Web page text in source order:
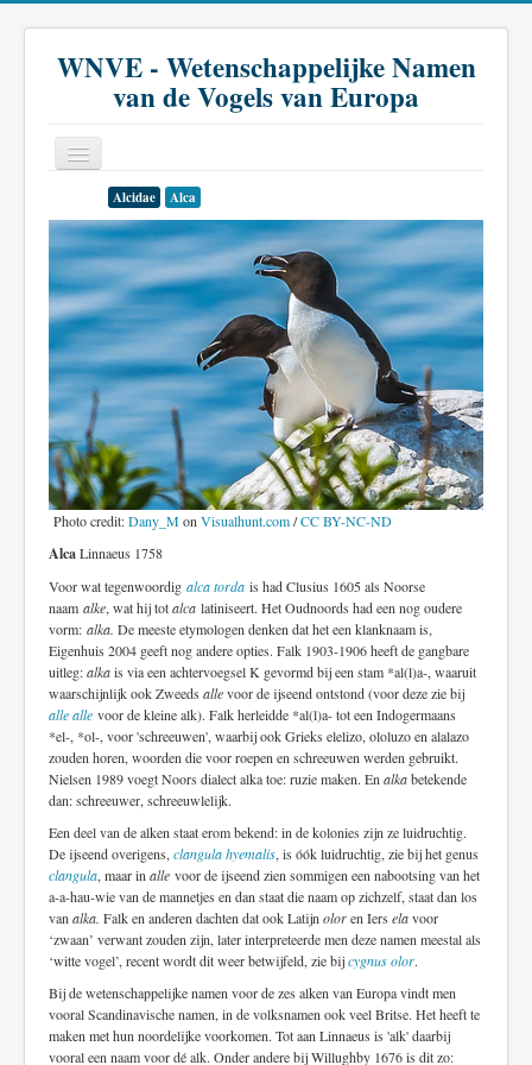
WNVE - Wetenschappelijke Namen
van de Vogels van Europa
Inleiding
Soort
Genus
Familie
Historie
Literatuur
Alcidae Alca
Photo credit:Dany_Mon Visualhunt.com/CC BY-NC-ND
AlcaLinnaeus 1758
Voor wat tegenwoordig alca torda is had Clusius 1605 als Noorse
naam alke, wat hij totalca latiniseert. Het Oudnoords had een nog oudere
vorm: alka. De meeste etymologen denken dat het een klanknaam is,
Eigenhuis 2004 geeft nog andere opties. Falk 1903-1906 heeft de gangbare
uitleg:alkais via een achtervoegsel K gevormd bij een stam *al(l)a-, waaruit
waarschijnlijk ook Zweeds allevoor de ijseend ontstond (voor deze zie bij
alle alle voor de kleine alk). Falk herleidde *al(l)a- tot een Indogermaans
*el-, *ol-, voor 'schreeuwen', waarbij ook Grieks elelizo, ololuzo en alalazo
zouden horen, woorden die voor roepen en schreeuwen werden gebruikt.
Nielsen 1989 voegt Noors dialect alka toe: ruzie maken. En alkabetekende
dan: schreeuwer, schreeuwlelijk.
Een deel van de alken staat erom bekend: in de kolonies zijn ze luidruchtig.
De ijseend overigens, clangula hyemalis, is óók luidruchtig, zie bij het genus
clangula, maar in alle voor de ijseend zien sommigen een nabootsing van het
a-a-hau-wie van de mannetjes en dan staat die naam op zichzelf, staat dan los
van alka. Falk en anderen dachten dat ook Latijn oloren Iers elavoor
‘zwaan’ verwant zouden zijn, later interpreteerde men deze namen meestal als
‘witte vogel’, recent wordt dit weer betwijfeld, zie bijcygnus olor.
Bij de wetenschappelijke namen voor de zes alken van Europa vindt men
vooral Scandinavische namen, in de volksnamen ook veel Britse. Het heeft te
maken met hun noordelijke voorkomen. Tot aan Linnaeus is 'alk' daarbij
vooral een naam voor dé alk. Onder andere bij Willughby 1676 is dit zo: